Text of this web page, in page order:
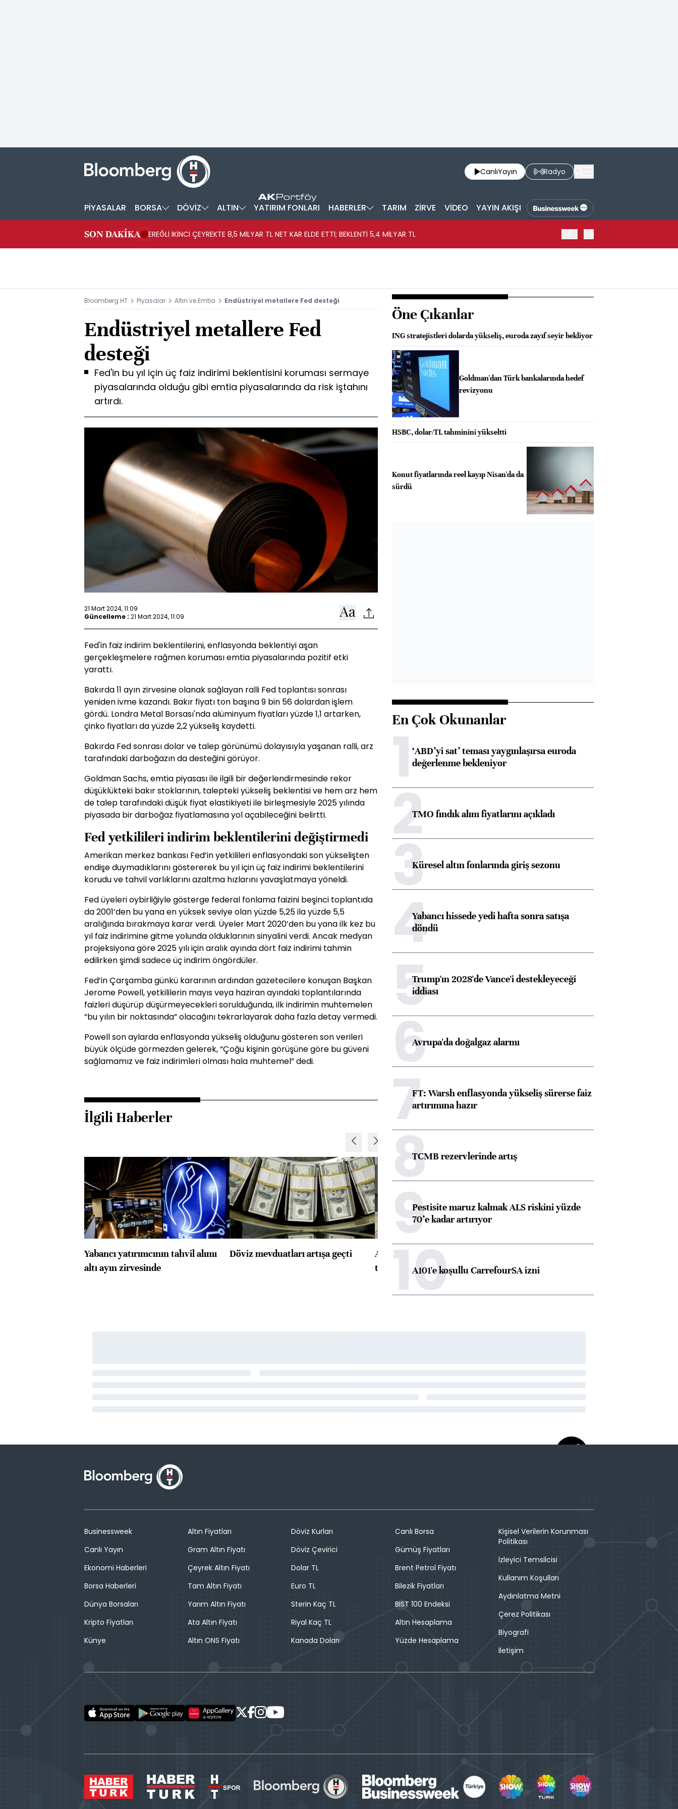
CanlıYayın Radyo
PİYASALAR BORSA DÖVİZ ALTIN YATIRIM FONLARI HABERLER TARIM ZİRVE VİDEO YAYIN AKIŞI
SON DAKİKA EREĞLİ İKİNCİ ÇEYREKTE 8,5 MİLYAR TL NET KAR ELDE ETTİ; BEKLENTİ 5,4 MİLYAR TL
Bloomberg HT Piyasalar Altın ve Emtia Endüstriyel metallere Fed desteği
Endüstriyel metallere Fed
desteği
Fed'in bu yıl için üç faiz indirimi beklentisini koruması sermaye
piyasalarında olduğu gibi emtia piyasalarında da risk iştahını
artırdı.
21 Mart 2024, 11:09
Güncelleme : 21 Mart 2024, 11:09
Fed'in faiz indirim beklentilerini, enflasyonda beklentiyi aşan
gerçekleşmelere rağmen koruması emtia piyasalarında pozitif etki
yarattı.
Bakırda 11 ayın zirvesine olanak sağlayan ralli Fed toplantısı sonrası
yeniden ivme kazandı. Bakır fiyatı ton başına 9 bin 56 dolardan işlem
gördü. Londra Metal Borsası'nda alüminyum fiyatları yüzde 1,1 artarken,
çinko fiyatları da yüzde 2,2 yükseliş kaydetti.
Bakırda Fed sonrası dolar ve talep görünümü dolayısıyla yaşanan ralli, arz
tarafındaki darboğazın da desteğini görüyor.
Goldman Sachs, emtia piyasası ile ilgili bir değerlendirmesinde rekor
düşüklükteki bakır stoklarının, talepteki yükseliş beklentisi ve hem arz hem
de talep tarafındaki düşük fiyat elastikiyeti ile birleşmesiyle 2025 yılında
piyasada bir darboğaz fiyatlamasına yol açabileceğini belirtti.
Fed yetkilileri indirim beklentilerini değiştirmedi
Amerikan merkez bankası Fed’in yetkilileri enflasyondaki son yükselişten
endişe duymadıklarını göstererek bu yıl için üç faiz indirimi beklentilerini
korudu ve tahvil varlıklarını azaltma hızlarını yavaşlatmaya yöneldi.
Fed üyeleri oybirliğiyle gösterge federal fonlama faizini beşinci toplantıda
da 2001’den bu yana en yüksek seviye olan yüzde 5,25 ila yüzde 5,5
aralığında bırakmaya karar verdi. Üyeler Mart 2020’den bu yana ilk kez bu
yıl faiz indirimine gitme yolunda olduklarının sinyalini verdi. Ancak medyan
projeksiyona göre 2025 yılı için aralık ayında dört faiz indirimi tahmin
edilirken şimdi sadece üç indirim öngördüler.
Fed’in Çarşamba günkü kararının ardından gazetecilere konuşan Başkan
Jerome Powell, yetkililerin mayıs veya haziran ayındaki toplantılarında
faizleri düşürüp düşürmeyecekleri sorulduğunda, ilk indirimin muhtemelen
“bu yılın bir noktasında” olacağını tekrarlayarak daha fazla detay vermedi.
Powell son aylarda enflasyonda yükseliş olduğunu gösteren son verileri
büyük ölçüde görmezden gelerek, “Çoğu kişinin görüşüne göre bu güveni
sağlamamız ve faiz indirimleri olması hala muhtemel” dedi.
İlgili Haberler
Yabancı yatırımcının tahvil alımı
altı ayın zirvesinde
Döviz mevduatları artışa geçti
ABD'de konut başlangıçları
toparlandı
görüşmelere hazırlanıyor
Öne Çıkanlar
ING stratejistleri dolarda yükseliş, euroda zayıf seyir bekliyor
Goldman'dan Türk bankalarında hedef
revizyonu
HSBC, dolar/TL tahminini yükseltti
Konut fiyatlarında reel kayıp Nisan'da da
sürdü
En Çok Okunanlar
1‘ABD’yi sat’ teması yaygınlaşırsa euroda
değerlenme bekleniyor
2TMO fındık alım fiyatlarını açıkladı
3Küresel altın fonlarında giriş sezonu
4Yabancı hissede yedi hafta sonra satışa
döndü
5Trump'ın 2028'de Vance'i destekleyeceği
iddiası
6Avrupa'da doğalgaz alarmı
7FT: Warsh enflasyonda yükseliş sürerse faiz
artırımına hazır
8TCMB rezervlerinde artış
9Pestisite maruz kalmak ALS riskini yüzde
70’e kadar artırıyor
10
A101'e koşullu CarrefourSA izni
Businessweek
Canlı Yayın
Ekonomi Haberleri
Borsa Haberleri
Dünya Borsaları
Kripto Fiyatları
Künye
Altın Fiyatları
Gram Altın Fiyatı
Çeyrek Altın Fiyatı
Tam Altın Fiyatı
Yarım Altın Fiyatı
Ata Altın Fiyatı
Altın ONS Fiyatı
Döviz Kurları
Döviz Çevirici
Dolar TL
Euro TL
Sterin Kaç TL
Riyal Kaç TL
Kanada Doları
Canlı Borsa
Gümüş Fiyatları
Brent Petrol Fiyatı
Bilezik Fiyatları
BIST 100 Endeksi
Altın Hesaplama
Yüzde Hesaplama
Kişisel Verilerin Korunması
Politikası
İzleyici Temsilcisi
Kullanım Koşulları
Aydınlatma Metni
Çerez Politikası
Biyografi
İletişim